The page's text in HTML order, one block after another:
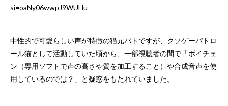
si=oaNy06wwpJ9WUHu-
中性的で可愛らしい声が特徴の猫元パトですが、クソゲーパトロ
ール猫として活動していた頃から、一部視聴者の間で「ボイチェ
ン（専用ソフトで声の高さや質を加工すること）や合成音声を使
用しているのでは？」と疑惑をもたれていました。